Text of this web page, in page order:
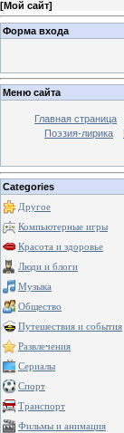
[Мой сайт]
Форма входа
Меню сайта
Главная страница
Поэзия-лирика
Categories
Другое
Компьютерные игры
Красота и здоровье
Люди и блоги
Музыка
Общество
Путешествия и события
Развлечения
Сериалы
Спорт
Транспорт
Фильмы и анимация